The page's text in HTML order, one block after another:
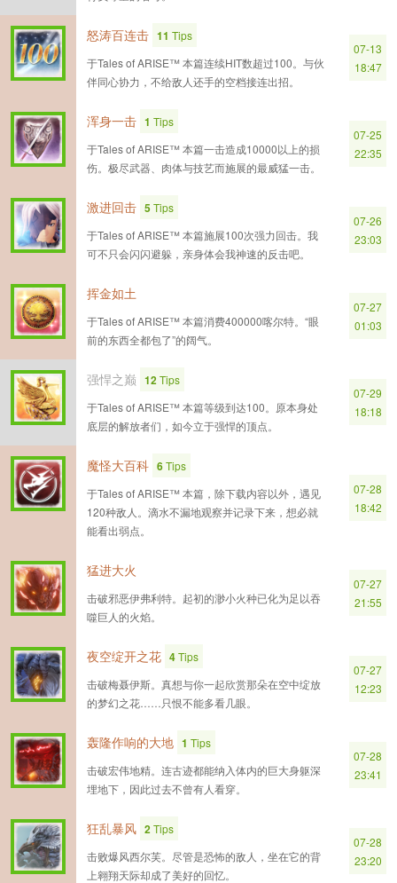
怒涛百连击 11 Tips
于Tales of ARISE™ 本篇连续HIT数超过100。与伙
伴同心协力，不给敌人还手的空档接连出招。
07-13
18:47
浑身一击 1 Tips
于Tales of ARISE™ 本篇一击造成10000以上的损
伤。极尽武器、肉体与技艺而施展的最威猛一击。
07-25
22:35
激进回击 5Tips
于Tales of ARISE™ 本篇施展100次强力回击。我
可不只会闪闪避躲，亲身体会我神速的反击吧。
07-26
23:03
挥金如土
于Tales of ARISE™ 本篇消费400000喀尔特。“眼
前的东西全都包了”的阔气。
07-27
01:03
强悍之巅 12Tips
于Tales of ARISE™ 本篇等级到达100。原本身处
底层的解放者们，如今立于强悍的顶点。
07-29
18:18
魔怪大百科 6Tips
于Tales of ARISE™ 本篇，除下载内容以外，遇见
120种敌人。滴水不漏地观察并记录下来，想必就
能看出弱点。
07-28
18:42
猛进大火
击破邪恶伊弗利特。起初的渺小火种已化为足以吞
噬巨人的火焰。
07-27
21:55
夜空绽开之花 4Tips
击破梅聂伊斯。真想与你一起欣赏那朵在空中绽放
的梦幻之花……只恨不能多看几眼。
07-27
12:23
轰隆作响的大地 1 Tips
击破宏伟地精。连古迹都能纳入体内的巨大身躯深
埋地下，因此过去不曾有人看穿。
07-28
23:41
狂乱暴风 2Tips
击败爆风西尔芙。尽管是恐怖的敌人，坐在它的背
上翱翔天际却成了美好的回忆。
07-28
23:20